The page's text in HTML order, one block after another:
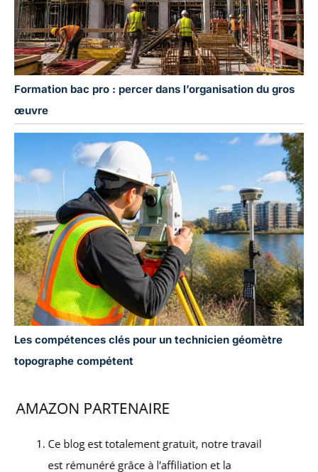
Formation bac pro : percer dans l’organisation du gros
œuvre
Les compétences clés pour un technicien géomètre
topographe compétent